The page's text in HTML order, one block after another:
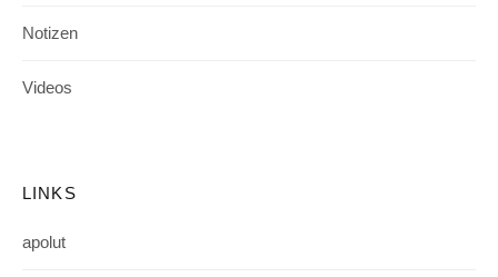
Notizen
Videos
LINKS
apolut